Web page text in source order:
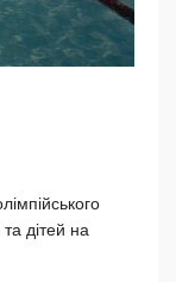
дітей на